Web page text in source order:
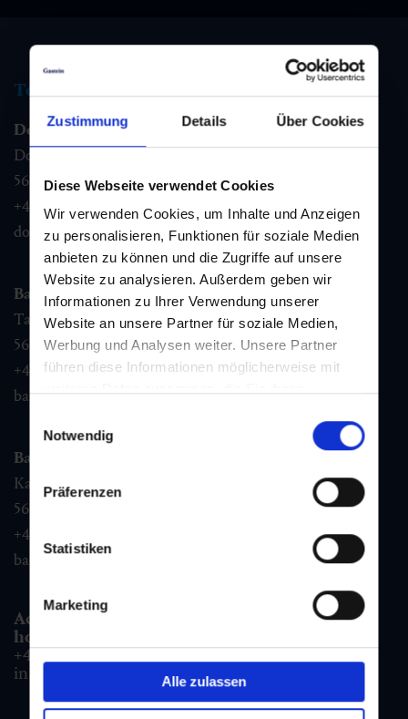
Zustimmung Details Über Cookies
Diese Webseite verwendet Cookies
Wir verwenden Cookies, um Inhalte und Anzeigen
zu personalisieren, Funktionen für soziale Medien
anbieten zu können und die Zugriffe auf unsere
Website zu analysieren. Außerdem geben wir
Informationen zu Ihrer Verwendung unserer
Website an unsere Partner für soziale Medien,
Werbung und Analysen weiter. Unsere Partner
führen diese Informationen möglicherweise mit
Nutzung der Dienste gesammelt haben.
Notwendig
Präferenzen
Statistiken
Marketing
Alle zulassen
Tourist information
Dorfgastein
Dorfstraße 1,
5632 Dorfgastein
+43 6432 3393 460
dorfgastein@gastein.com
Bad Hofgastein
Tauernplatz 1,
5630 Bad Hofgastein
+43 6432 3393 260
badhofgastein@gastein.com
Bad Gastein
Kaiser Franz Josefstr. 27,
5640
+43 6432 3393 560
badgastein@gastein.com
Accommodation information & Booking
hotline:
+43 6432 3393 990
info@gastein.com